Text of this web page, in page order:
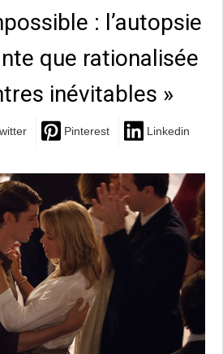
: l’autopsie
que rationalisée
inévitables »
Pinterest Linkedin